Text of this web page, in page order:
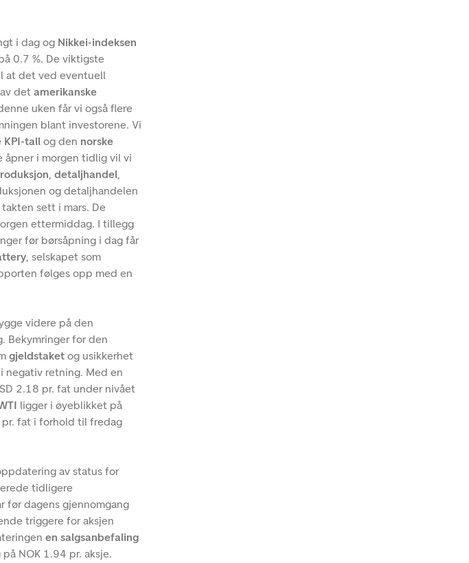
i dag og Nikkei-indeksen
0.7 %. De viktigste
at det ved eventuell
av detamerikanske
uken får vi også flere
blant investorene. Vi
KPI-tall og den norske
åpner i morgen tidlig vil vi
,detaljhandel
og detaljhandelen
sett i mars. De
ettermiddag. I tillegg
før børsåpning i dag får
, selskapet som
følges opp med en
videre på den
Bekymringer for den
gjeldstaket og usikkerhet
negativ retning. Med en
2.18 pr. fat under nivået
ligger i øyeblikket på
pr. fat i forhold til fredag
av status for
tidligere
før dagens gjennomgang
triggere for aksjen
en salgsanbefaling
NOK 1.94 pr. aksje.